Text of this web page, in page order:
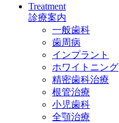
Treatment
診療案内
一般歯科
歯周病
インプラント
ホワイトニング
精密歯科治療
根管治療
小児歯科
全顎治療